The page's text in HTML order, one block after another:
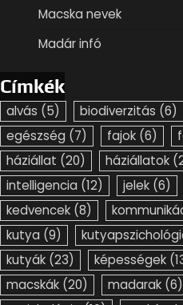
Macska nevek
Madár infó
Címkék
alvás (5) biodiverzitás (6)
egészség (7) fajok (6)
háziállat (20) háziállatok
intelligencia (12) jelek (6)
kedvencek (8)
kutya (9)
kutyák (23) képességek
macskák (20) madarak (6)